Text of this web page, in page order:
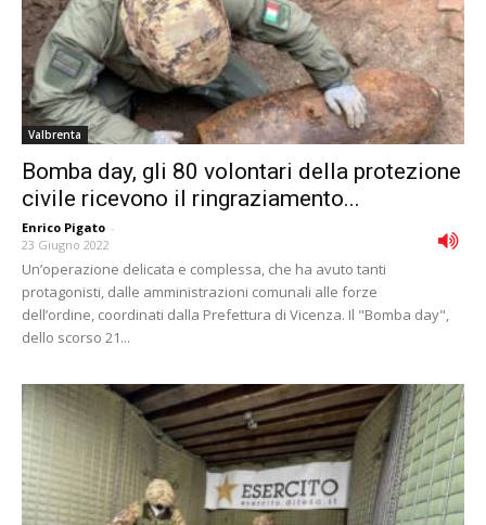
Valbrenta
Bomba day, gli 80 volontari della protezione
civile ricevono il ringraziamento...
Enrico Pigato -
23 Giugno 2022
Un’operazione delicata e complessa, che ha avuto tanti
protagonisti, dalle amministrazioni comunali alle forze
dell’ordine, coordinati dalla Prefettura di Vicenza. Il "Bomba day",
dello scorso 21...